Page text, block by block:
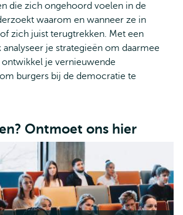
die zich ongehoord voelen in de
waarom en wanneer ze in
zich juist terugtrekken. Met een
je strategieën om daarmee
je vernieuwende
burgers bij de democratie te
Ontmoet ons hier